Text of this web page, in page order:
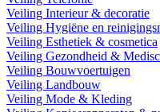
Veiling Interieur & decoratie
Veiling Hygiëne en
Veiling Esthetiek & cosmetica
Veiling Gezondheid &
Veiling Bouwvoertuigen
Veiling Landbouw
Veiling Mode & Kleding